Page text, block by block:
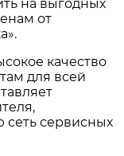
на выгодных
от
качество
для всей
сервисных